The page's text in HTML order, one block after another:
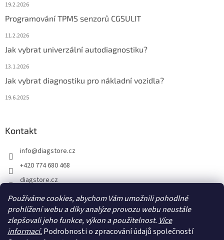
Používáme cookies, abychom Vám umožnili pohodlné
prohlížení webu a díky analýze provozu webu neustále
zlepšovali jeho funkce, výkon a použitelnost. Více
informací. Podrobnosti o zpracování údajů společností
19.2.2026
Programování TPMS senzorů CGSULIT
11.2.2026
Jak vybrat univerzální autodiagnostiku?
13.1.2026
Jak vybrat diagnostiku pro nákladní vozidla?
19.6.2025
Kontakt
info@diagstore.cz
+420 774 680 468
diagstore.cz
diagstorecz
diagstore
@diagstorecz